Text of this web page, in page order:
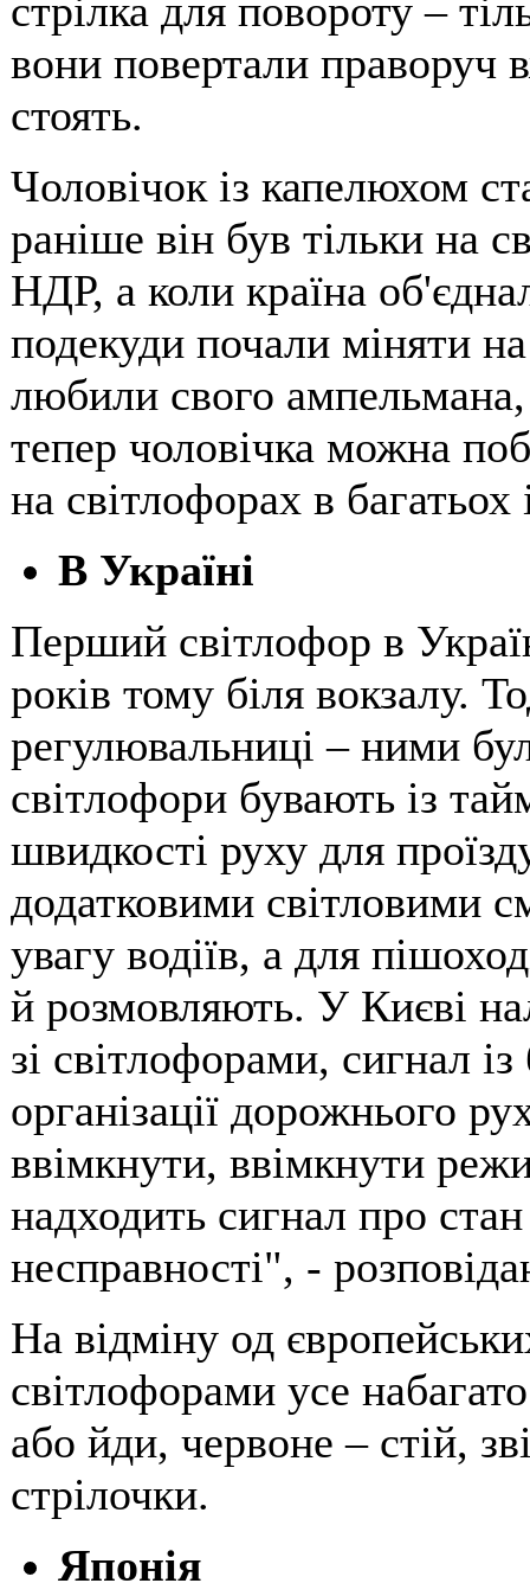
стрілка для повороту –
вони повертали праворуч
стоять.
Чоловічок із капелюхом
раніше він був тільки на
НДР, а коли країна
подекуди почали міняти
любили свого
тепер чоловічка можна
на світлофорах в
В Україні
Перший світлофор в
років тому біля вокзалу.
регулювальниці – ними
світлофори бувають із
швидкості руху для
додатковими світловими
увагу водіїв, а для
й розмовляють. У Києві
зі світлофорами, сигнал
організації дорожнього
ввімкнути, ввімкнути
надходить сигнал про
несправності", -
На відміну од
світлофорами усе
або йди, червоне – стій,
стрілочки.
Японія